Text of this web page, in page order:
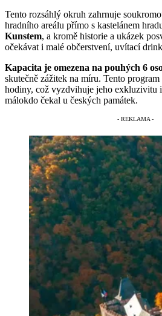
Tento rozsáhlý okruh zahrnuje
hradního areálu přímo s kastelánem
Kunstem, a kromě historie a ukázek
očekávat i malé občerstvení, uvítací
Kapacita je omezena na pouhých 6
skutečně zážitek na míru. Tento
hodiny, což vyzdvihuje jeho exkluzivitu i
málokdo čekal u českých památek.